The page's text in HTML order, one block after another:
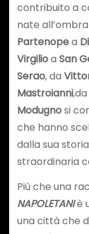
contribuito a
nate
Partenopea
Virgilioa San
Serao, da
Mastroianni,da
Modugnosi
che hanno
dalla sua
straordinaria
Più che una
NAPOLETANIè
una città che